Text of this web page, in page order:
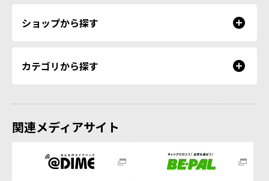
ショップから探す
カテゴリから探す
関連メディアサイト